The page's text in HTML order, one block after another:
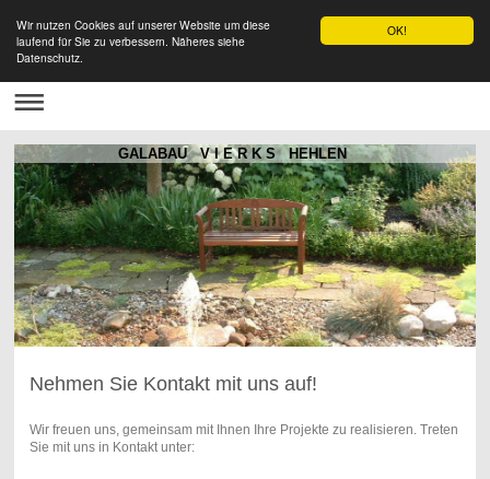
OK!
Wir nutzen Cookies auf unserer Website um diese
laufend für Sie zu verbessern. Näheres siehe
Datenschutz.
GALABAU V I E R K S HEHLEN
Nehmen Sie Kontakt mit uns auf!
Wir freuen uns, gemeinsam mit Ihnen Ihre Projekte zu realisieren. Treten
Sie mit uns in Kontakt unter: